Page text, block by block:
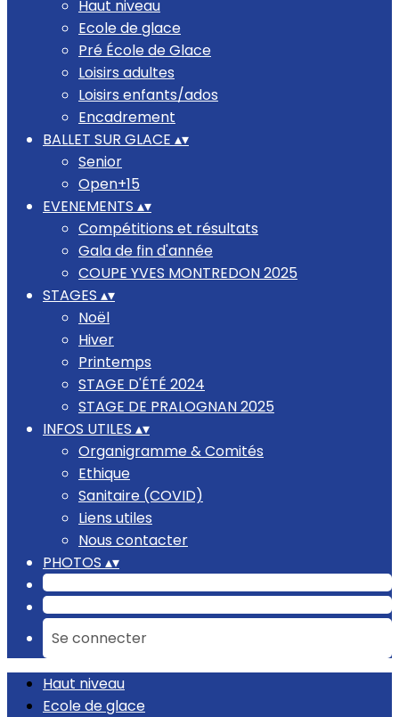
Haut niveau
Ecole de glace
Pré École de Glace
Loisirs adultes
Loisirs enfants/ados
Encadrement
BALLET SUR GLACE ▴▾
Senior
Open+15
EVENEMENTS ▴▾
Compétitions et résultats
Gala de fin d'année
COUPE YVES MONTREDON 2025
STAGES ▴▾
Noël
Hiver
Printemps
STAGE D'ÉTÉ 2024
STAGE DE PRALOGNAN 2025
INFOS UTILES ▴▾
Organigramme & Comités
Ethique
Sanitaire (COVID)
Liens utiles
Nous contacter
PHOTOS ▴▾
Se connecter
Haut niveau
Ecole de glace